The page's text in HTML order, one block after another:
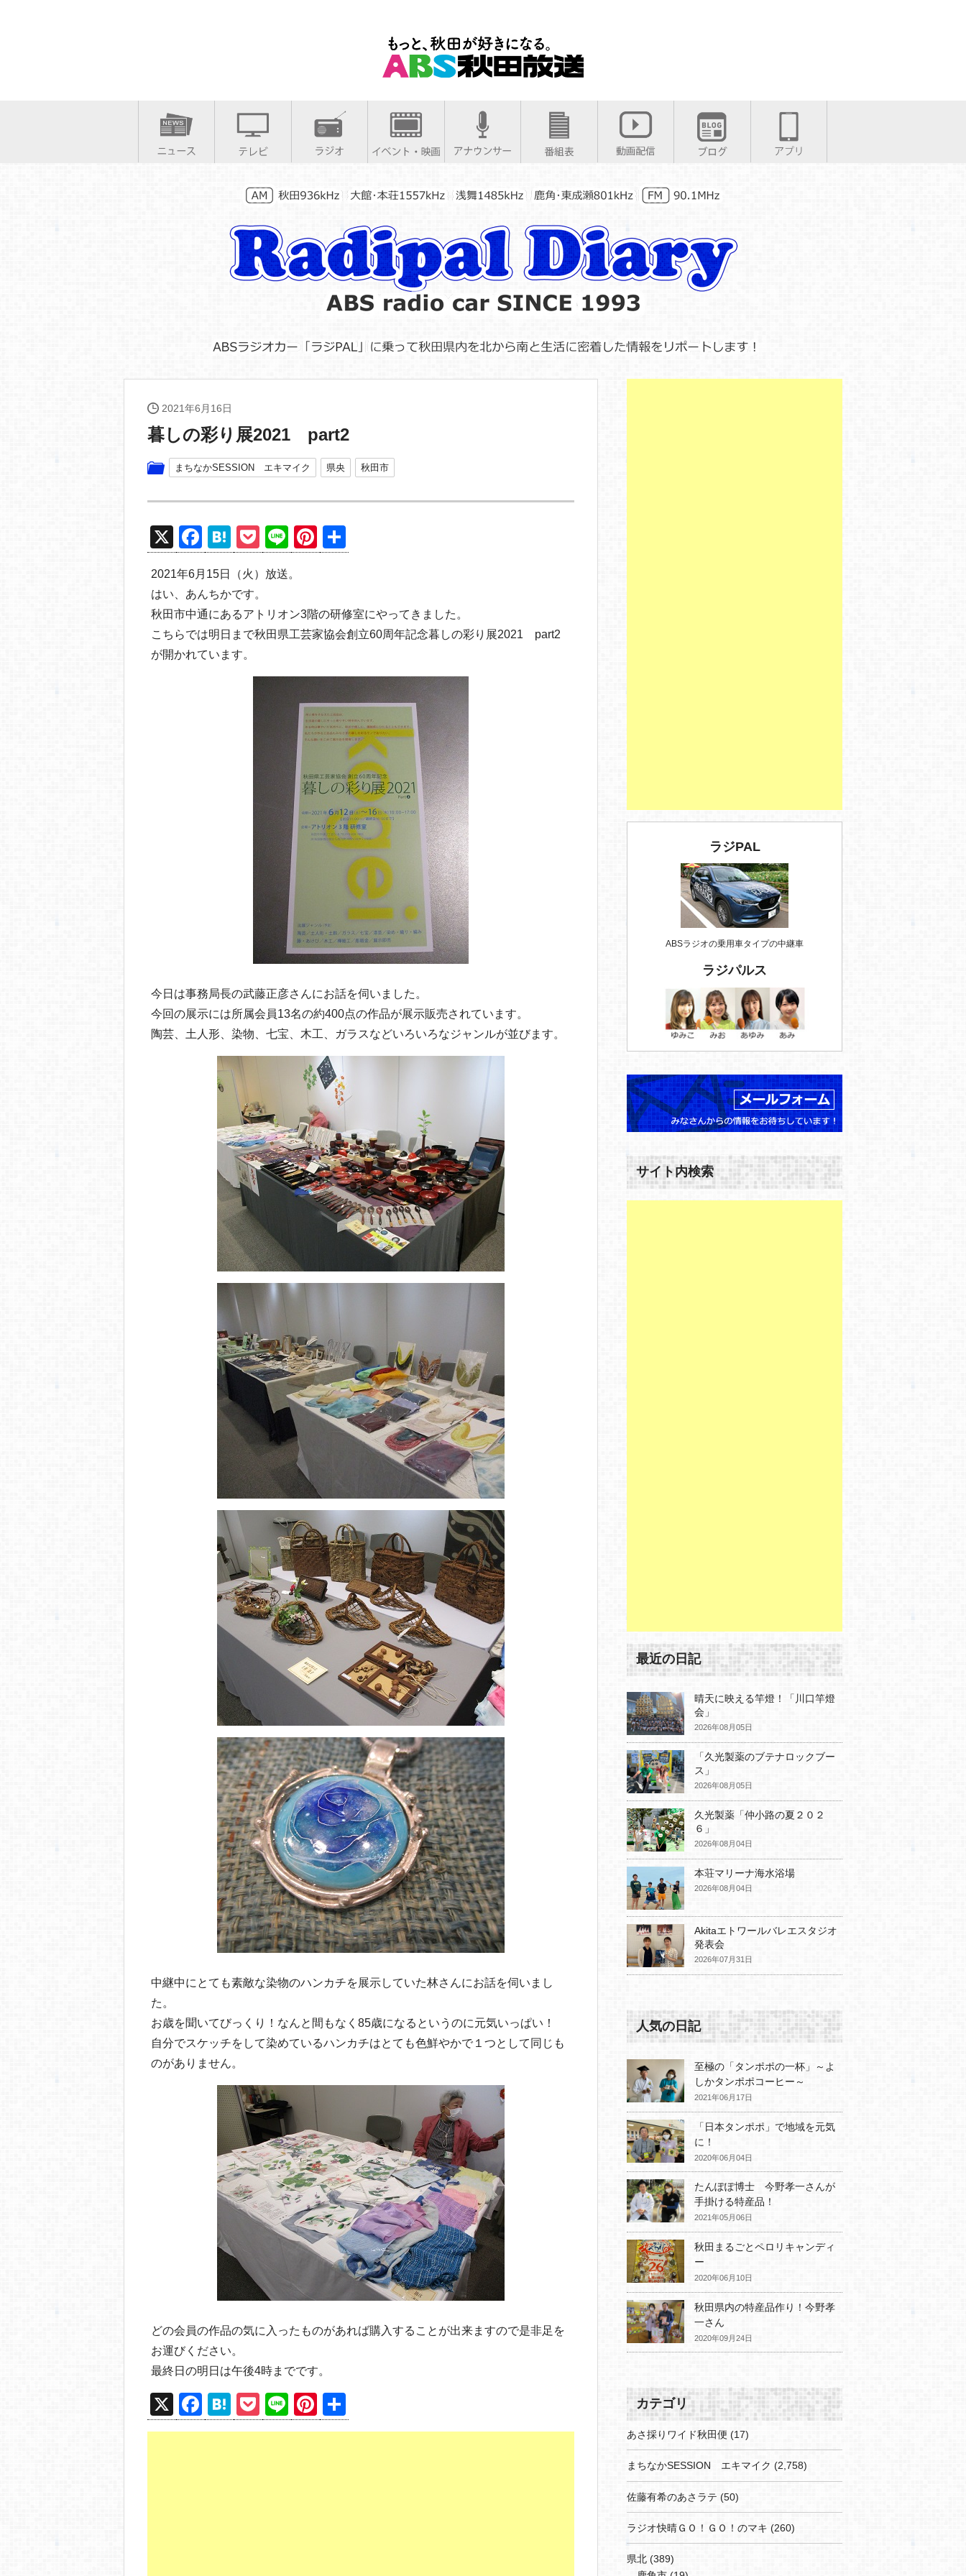
2021年6月16日
暮しの彩り展2021 part2
まちなかSESSION エキマイク 県央 秋田市
X
F
a
c
e
b
o
H
at
e
n
a
P
o
ck
et
Li
n
e
Pi
nt
e
st
有
2021年6月15日（火）放送。
はい、あんちかです。
秋田市中通にあるアトリオン3階の研修室にやってきました。
こちらでは明日まで秋田県工芸家協会創立60周年記念暮しの彩り展2021 part2
が開かれています。
今日は事務局長の武藤正彦さんにお話を伺いました。
今回の展示には所属会員13名の約400点の作品が展示販売されています。
陶芸、土人形、染物、七宝、木工、ガラスなどいろいろなジャンルが並びます。
中継中にとても素敵な染物のハンカチを展示していた林さんにお話を伺いまし
た。
お歳を聞いてびっくり！なんと間もなく85歳になるというのに元気いっぱい！
自分でスケッチをして染めているハンカチはとても色鮮やかで１つとして同じも
のがありません。
どの会員の作品の気に入ったものがあれば購入することが出来ますので是非足を
お運びください。
最終日の明日は午後4時までです。
X
F
a
H
at
P
o
Li
n
Pi
nt 有
ラジPAL
ABSラジオの乗用車タイプの中継車
ラジパルス
サイト内検索
最近の日記
晴天に映える竿燈！「川口竿燈
会」
2026年08月05日
「久光製薬のブテナロックブー
ス」
2026年08月05日
久光製薬「仲小路の夏２０２
６」
2026年08月04日
本荘マリーナ海水浴場
2026年08月04日
Akitaエトワールバレエスタジオ
発表会
2026年07月31日
人気の日記
至極の「タンポポの一杯」～よ
しかタンポポコーヒー～
2021年06月17日
「日本タンポポ」で地域を元気
に！
2020年06月04日
たんぽぽ博士 今野孝一さんが
手掛ける特産品！
2021年05月06日
秋田まるごとペロリキャンディ
ー
2020年06月10日
秋田県内の特産品作り！今野孝
一さん
2020年09月24日
カテゴリ
あさ採りワイド秋田便 (17)
まちなかSESSION エキマイク (2,758)
佐藤有希のあさラテ (50)
ラジオ快晴ＧＯ！ＧＯ！のマキ (260)
県北 (389)